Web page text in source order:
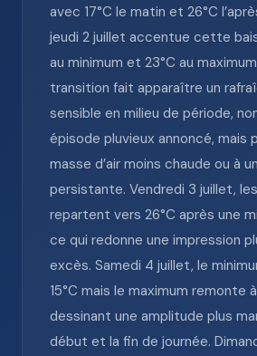
avec 17°C le matin et 26°C
jeudi 2 juillet accentue cette
au minimum et 23°C au
transition fait apparaître un
sensible en milieu de période,
épisode pluvieux annoncé, mais
masse d’air moins chaude ou à
persistante. Vendredi 3 juillet,
repartent vers 26°C après une
ce qui redonne une impression
excès. Samedi 4 juillet, le
15°C mais le maximum remonte
dessinant une amplitude plus
début et la fin de journée.